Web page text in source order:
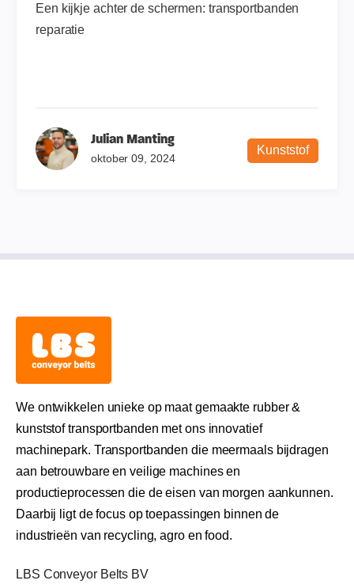
Een kijkje achter de schermen: transportbanden
reparatie
Julian Manting
oktober 09, 2024
Kunststof
We ontwikkelen unieke op maat gemaakte rubber &
kunststof transportbanden met ons innovatief
machinepark. Transportbanden die meermaals bijdragen
aan betrouwbare en veilige machines en
productieprocessen die de eisen van morgen aankunnen.
Daarbij ligt de focus op toepassingen binnen de
industrieën van recycling, agro en food.
LBS Conveyor Belts BV